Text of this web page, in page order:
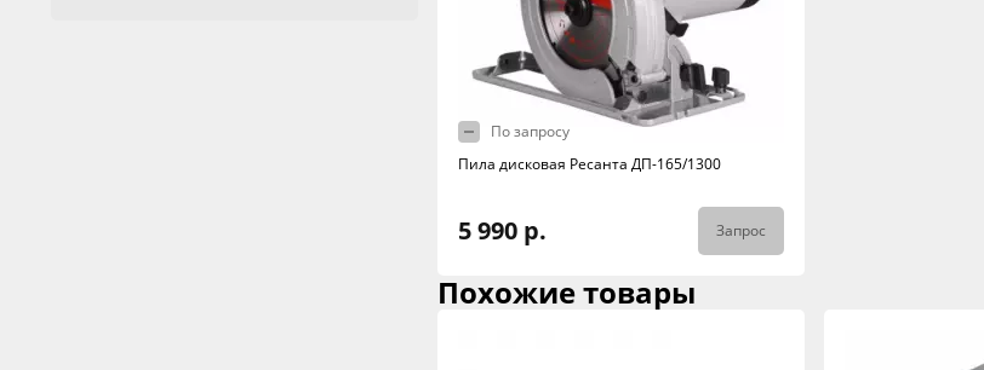
По запросу
Пила дисковая Ресанта ДП-165/1300
5 990 р. Запрос
Похожие товары